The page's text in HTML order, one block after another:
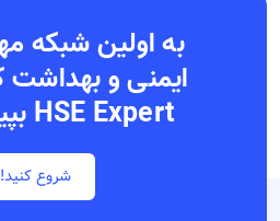
به اولین شبکه
ایمنی و بهداشت
HSE Expert بپیوندید!
شروع کنید!